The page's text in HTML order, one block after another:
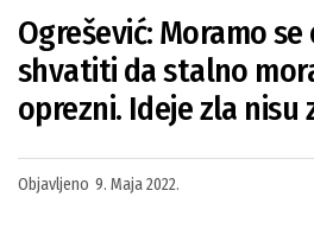
Ogrešević: Moramo
shvatiti da stalno
oprezni. Ideje zla nisu
Objavljeno 9. Maja 2022.